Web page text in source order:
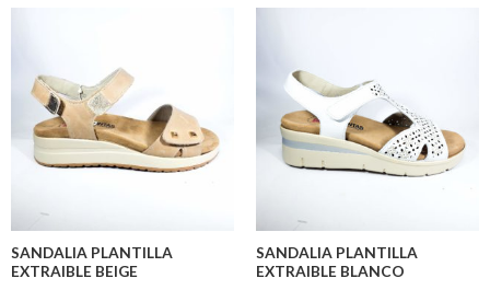
SANDALIA PLANTILLA
EXTRAIBLE BEIGE
SANDALIA PLANTILLA
EXTRAIBLE BLANCO